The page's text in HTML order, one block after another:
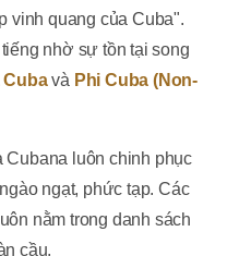
vinh quang của Cuba".
nhờ sự tồn tại song
Cubavà Phi Cuba (Non-
Cubana luôn chinh phục
ngạt, phức tạp. Các
nằm trong danh sách
cầu.